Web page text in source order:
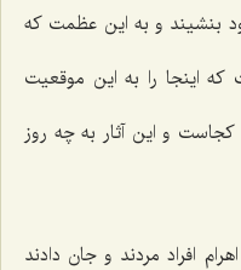
بنشیند و به این عظمت که
که اینجا را به این موقعیت
و این آثار به چه روز
افراد مردند و جان دادند